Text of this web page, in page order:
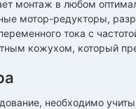
монтаж в любом
мотор-редукторы,
тока с
кожухом, который
необходимо